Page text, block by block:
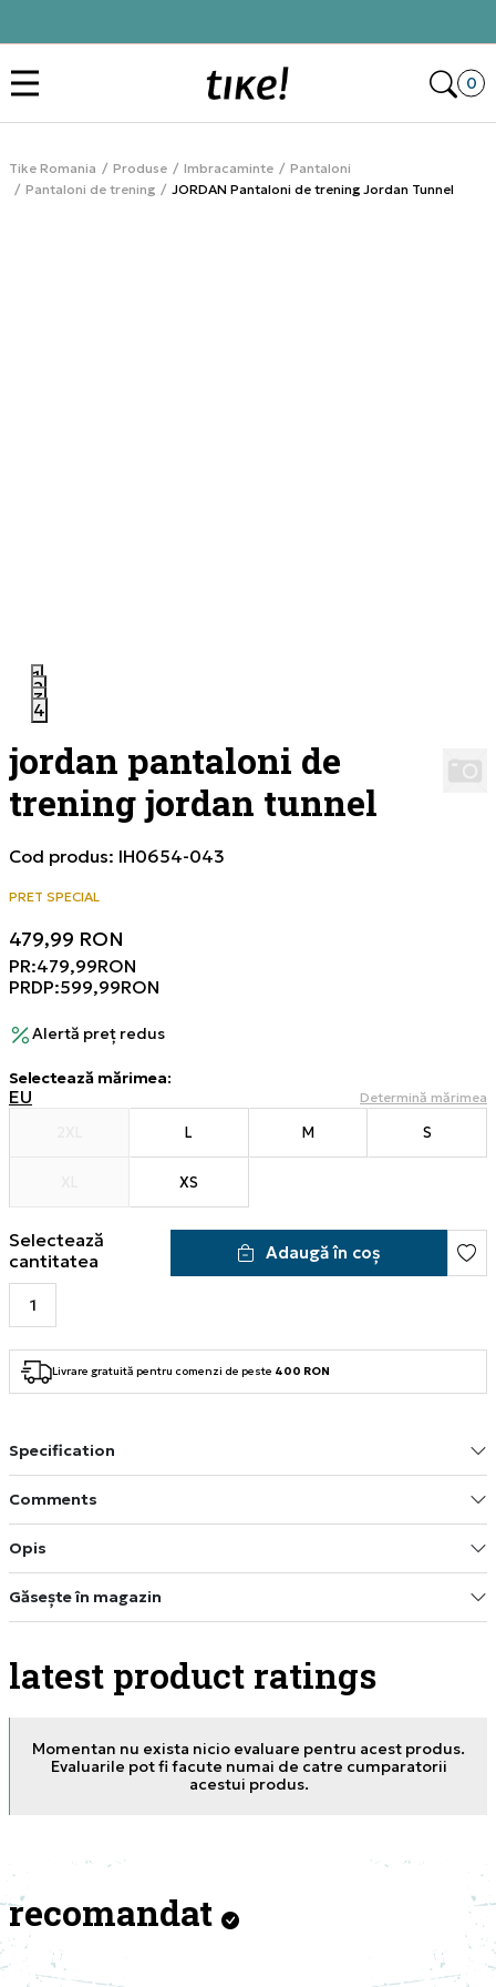
0
Tike Romania Produse Imbracaminte
Pantaloni
Pantaloni de trening
JORDAN Pantaloni de trening Jordan Tunnel
1
2
3
4
jordan pantaloni de
trening jordan tunnel
Cod produs: IH0654-043
PRET SPECIAL
479,99 RON
PR:479,99RON
PRDP:599,99RON
Alertă preț redus
Selectează mărimea:
EU Determină mărimea
L M S
XS
Selectează
cantitatea
Adaugă în coș
Livrare gratuită pentru comenzi de peste 400 RON
Specification
Comments
Opis
Găsește în magazin
latest product ratings
Momentan nu exista nicio evaluare pentru acest produs.
Evaluarile pot fi facute numai de catre cumparatorii
acestui produs.
recomandat